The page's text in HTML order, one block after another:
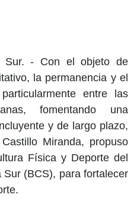
Sur. - Con el objeto de
la permanencia y el
entre las
fomentando una
y de largo plazo,
Miranda, propuso
Física y Deporte del
(BCS), para fortalecer